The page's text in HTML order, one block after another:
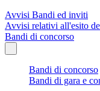
Avvisi Bandi ed inviti
Avvisi relativi all'esito
Bandi di concorso
Bandi di concorso
Bandi di gara e